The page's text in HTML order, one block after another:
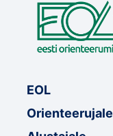
EOL
Orienteerujale